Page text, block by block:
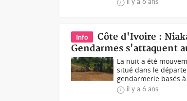
Info
Côte d'Ivoire :
Gendarmes s'attaquent
La nuit a été
situé dans le
gendarmerie basés
il y a 6 ans